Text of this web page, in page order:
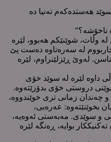
هەستدەکەم تەنیا دە
ناخۆشە؟”
وڵات، شوێنێکم هەبوو، لێرە
لە سەرەتاوە دەست پێ
لەوێ ڕێزلێنراوم، لێرە
داوە لێرە لە سوێد خۆی
دروستی خۆی بدۆزێتەوە.
چەندان زمانی تری خوێندووە،
بخوێنێتەوە: عەرەبی،
و سوێدی. مەبەستی ئەوەیە،
بوایە، ڕەنگە لێرە